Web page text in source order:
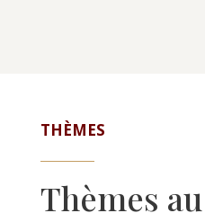
THÈMES
Thèmes